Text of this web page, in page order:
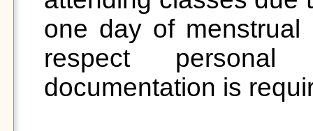
one day of
respect
documentation is